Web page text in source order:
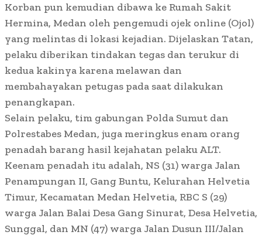
Korban pun kemudian dibawa ke Rumah Sakit
Hermina, Medan oleh pengemudi ojek online (Ojol)
yang melintas di lokasi kejadian. Dijelaskan Tatan,
pelaku diberikan tindakan tegas dan terukur di
kedua kakinya karena melawan dan
membahayakan petugas pada saat dilakukan
penangkapan.
Selain pelaku, tim gabungan Polda Sumut dan
Polrestabes Medan, juga meringkus enam orang
penadah barang hasil kejahatan pelaku ALT.
Keenam penadah itu adalah, NS (31) warga Jalan
Penampungan II, Gang Buntu, Kelurahan Helvetia
Timur, Kecamatan Medan Helvetia, RBC S (29)
warga Jalan Balai Desa Gang Sinurat, Desa Helvetia,
Sunggal, dan MN (47) warga Jalan Dusun III/Jalan